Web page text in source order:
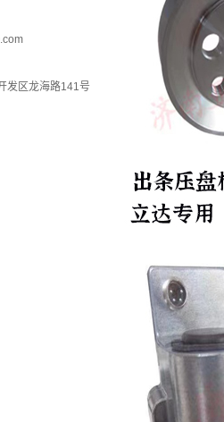
发区龙海路141号